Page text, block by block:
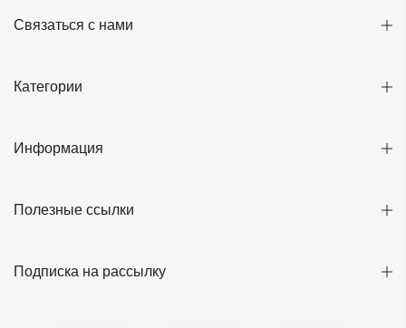
Связаться с нами
Категории
Информация
Полезные ссылки
Подписка на рассылку